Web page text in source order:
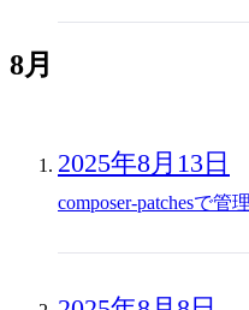
8月
2025年8月13日
composer-patchesで